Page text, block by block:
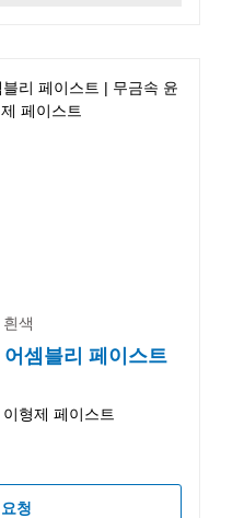
색
셈블리 페이스트
형제 페이스트
청